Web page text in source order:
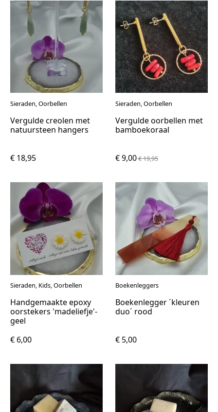
Sieraden, Oorbellen
Vergulde creolen met
natuursteen hangers
€ 18,95
Sieraden, Oorbellen
Vergulde oorbellen met
bamboekoraal
€ 9,00€ 19,95
Sieraden, Kids, Oorbellen
Handgemaakte epoxy
oorstekers 'madeliefje'-
geel
€ 6,00
Boekenleggers
Boekenlegger ´kleuren
duo´ rood
€ 5,00